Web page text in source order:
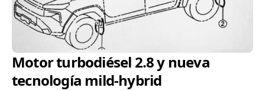
Motor turbodiésel 2.8 y nueva
tecnología mild-hybrid